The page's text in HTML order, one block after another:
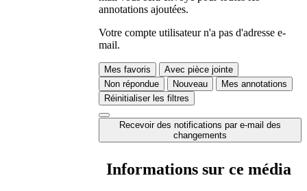
annotations ajoutées.
Votre compte utilisateur n'a pas d'adresse e-
mail.
Mes favoris
Avec pièce jointe
Non répondue
Nouveau
Mes annotations
Réinitialiser les filtres
Recevoir des notifications par e-mail des
changements
Informations sur ce média